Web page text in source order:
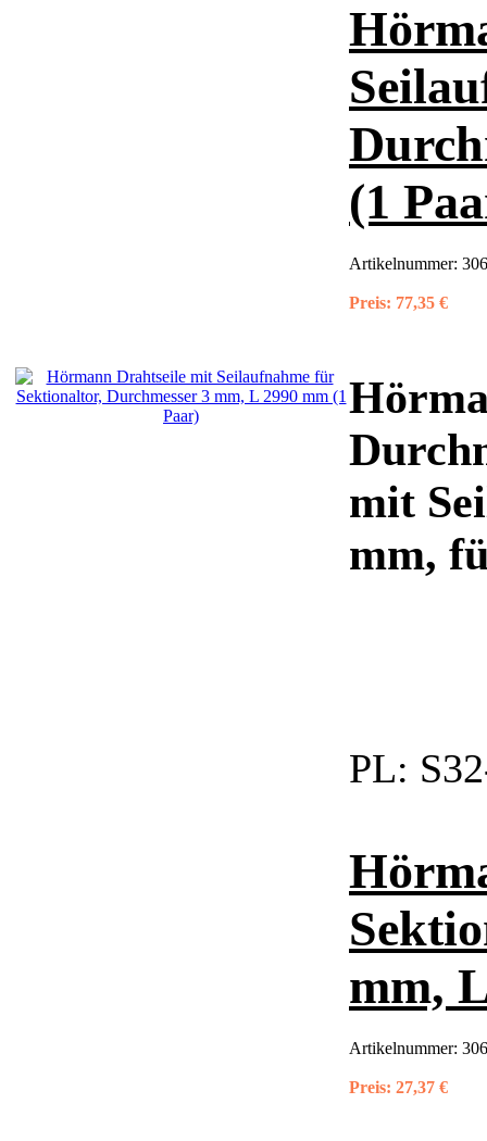
(1
Artikelnummer:
Preis: 77,35 €
mit
mm,
PL:
mm,
Artikelnummer:
Preis: 27,37 €